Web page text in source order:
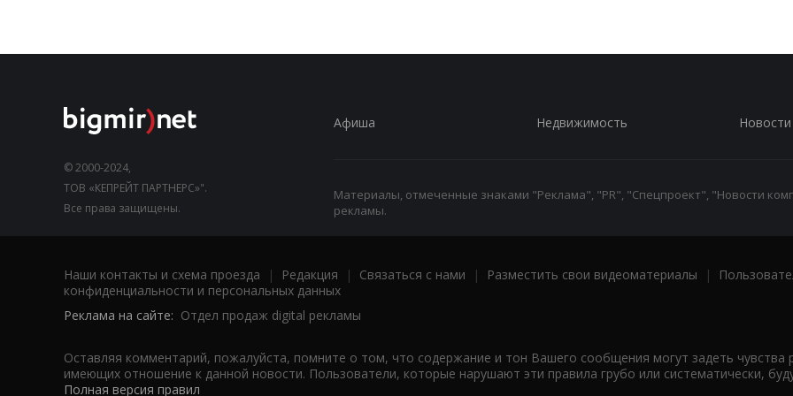
© 2000-2024,
ТОВ «КЕПРЕЙТ ПАРТНЕРС»".
Все права защищены.
Афиша Недвижимость Новости
Материалы, отмеченные знаками "Реклама", "PR", "Спецпроект", "Новости
рекламы.
Наши контакты и схема проезда | Редакция | Связаться с нами | Разместить свои видеоматериалы |
конфиденциальности и персональных данных
Реклама на сайте: Отдел продаж digital рекламы
Оставляя комментарий, пожалуйста, помните о том, что содержание и тон Вашего сообщения могут задеть чувства
имеющих отношение к данной новости. Пользователи, которые нарушают эти правила грубо или систематически,
Полная версия правил